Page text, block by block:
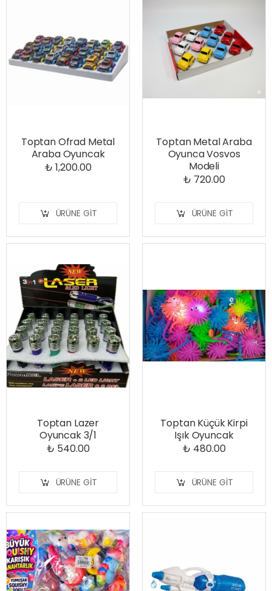
Toptan Ofrad Metal
Araba Oyuncak
₺ 1,200.00
ÜRÜNE GIT
Toptan Metal Araba
Oyunca Vosvos
Modeli
₺ 720.00
ÜRÜNE GIT
Toptan Lazer
Oyuncak 3/1
₺ 540.00
ÜRÜNE GIT
Toptan Küçük Kirpi
Işık Oyuncak
₺ 480.00
ÜRÜNE GIT